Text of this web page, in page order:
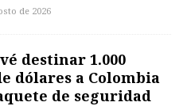
de 2026
destinar 1.000
dólares a Colombia
de seguridad